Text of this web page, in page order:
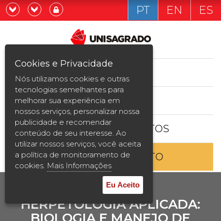
Graduação
Pós-graduação e MBA
Curta Duração
Vestibular
2ª Graduação
Transferência
Reingresso
Já sou estudande
Quero ser estudante
PT EN ES
ESTUDE AQUI
BOLSAS E DESCONTOS
ENTRE EM CONTATO
HERPETOLOGIA APLICADA:
Cookies e Privacidade
Nós utilizamos cookies e outras
tecnologias semelhantes para
melhorar sua experiência em
nossos serviços, personalizar nossa
publicidade e recomendar
conteúdo de seu interesse. Ao
utilizar nossos serviços, você aceita
a política de monitoramento de
cookies. Mais Informações
Eu Aceito